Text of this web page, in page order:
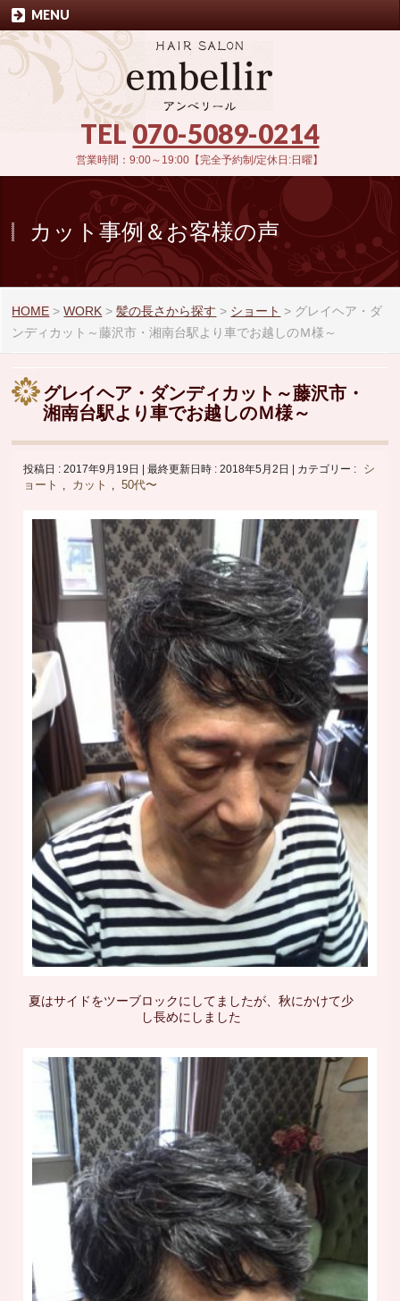
TEL070-5089-0214
営業時間：9:00～19:00【完全予約制/定休日:日曜】
MENU
カット事例＆お客様の声
HOME >WORK >髪の長さから探す > ショート > グレイヘア・ダ
ンディカット～藤沢市・湘南台駅より車でお越しのＭ様～
グレイヘア・ダンディカット～藤沢市・
湘南台駅より車でお越しのＭ様～
投稿日 : 2017年9月19日 最終更新日時 : 2018年5月2日 カテゴリー :
シ
ョート
カット 50代〜
夏はサイドをツーブロックにしてましたが、秋にかけて少
し長めにしました